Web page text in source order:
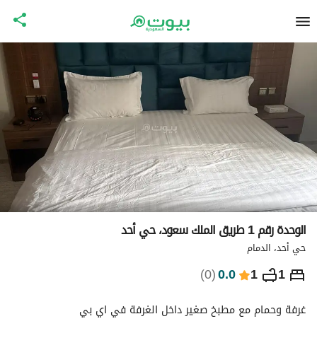
الوحدة رقم 1 طريق الملك سعود، حي أحد
حي أحد، الدمام
1
1
0.0
(
0
) ⃁
278 ليلة
التفاصيل الاماكن القريبة معلومات وزارة السياحةغرفة وحمام مع مطبخ صغير داخل الغرفة في اي بي